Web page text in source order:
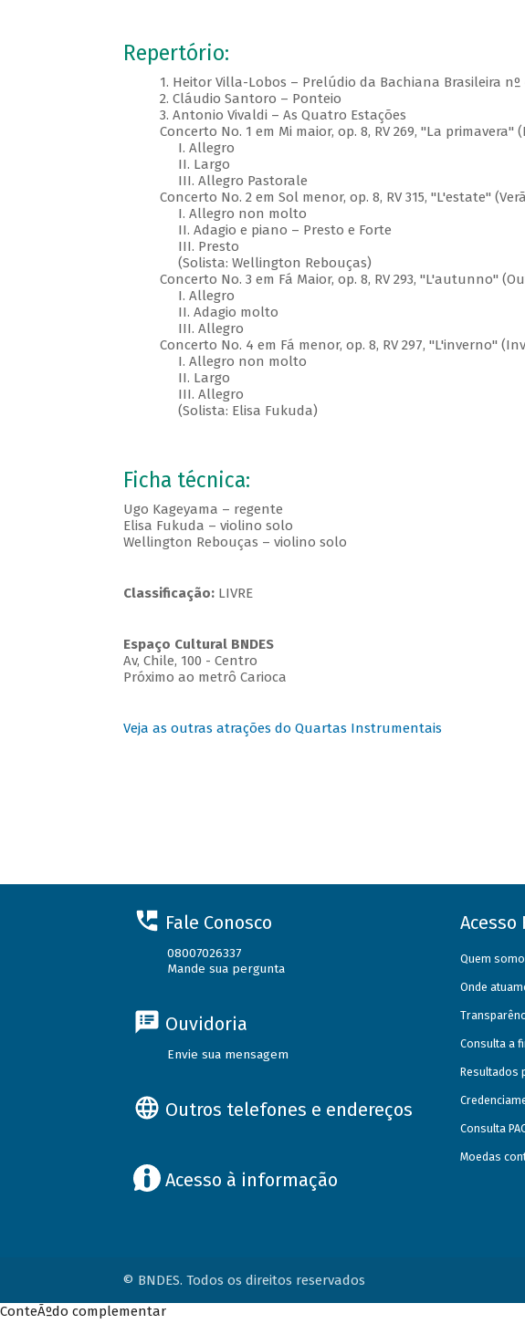
Repertório:
1. Heitor Villa-Lobos – Prelúdio da Bachiana Brasileira nº
2. Cláudio Santoro – Ponteio
3. Antonio Vivaldi – As Quatro Estações
Concerto No. 1 em Mi maior, op. 8, RV 269, "La primavera"
I. Allegro
II. Largo
III. Allegro Pastorale
Concerto No. 2 em Sol menor, op. 8, RV 315, "L'estate"
I. Allegro non molto
II. Adagio e piano – Presto e Forte
III. Presto
(Solista: Wellington Rebouças)
Concerto No. 3 em Fá Maior, op. 8, RV 293, "L'autunno"
I. Allegro
II. Adagio molto
III. Allegro
Concerto No. 4 em Fá menor, op. 8, RV 297, "L'inverno"
I. Allegro non molto
II. Largo
III. Allegro
(Solista: Elisa Fukuda)
Ficha técnica:
Ugo Kageyama – regente
Elisa Fukuda – violino solo
Wellington Rebouças – violino solo
Classificação:LIVRE
Espaço Cultural BNDES
Av, Chile, 100 - Centro
Próximo ao metrô Carioca
Veja as outras atrações do Quartas Instrumentais
Fale Conosco
08007026337
Mande sua pergunta
Ouvidoria
Envie sua mensagem
Outros telefones e endereços
Acesso à informação
Acesso
Quem
Onde
Consulta a
Resultados
Consulta
Moedas
© BNDES. Todos os direitos reservados
ConteÃºdo complementar